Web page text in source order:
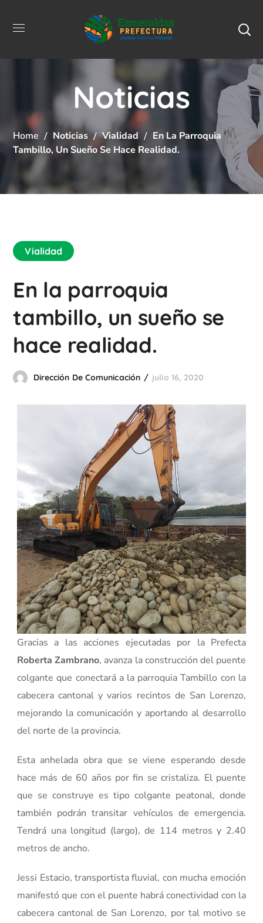
Noticias
Home Noticias Vialidad
En La Parroquia
Tambillo, Un Sueño Se Hace Realidad.
Vialidad
En la parroquia
tambillo, un sueño se
hace realidad.
Dirección De Comunicación julio 16, 2020
Gracias a las acciones ejecutadas por la Prefecta
Roberta Zambrano, avanza la construcción del puente
colgante que conectará a la parroquia Tambillo con la
cabecera cantonal y varios recintos de San Lorenzo,
mejorando la comunicación y aportando al desarrollo
del norte de la provincia.
Esta anhelada obra que se viene esperando desde
hace más de 60 años por fin se cristaliza. El puente
que se construye es tipo colgante peatonal, donde
también podrán transitar vehículos de emergencia.
Tendrá una longitud (largo), de 114 metros y 2.40
metros de ancho.
Jessi Estacio, transportista fluvial, con mucha emoción
manifestó que con el puente habrá conectividad con la
cabecera cantonal de San Lorenzo, por tal motivo se